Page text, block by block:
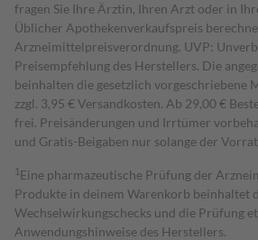
fragen Sie Ihre Ärztin, Ihren Arzt oder in
Üblicher Apothekenverkaufspreis
Arzneimittelpreisverordnung. UVP:
Preisempfehlung des Herstellers. Die
beinhalten die gesetzlich vorgeschriebene
zzgl. 3,95 € Versandkosten. Ab 29,00 €
frei. Preisänderungen und Irrtümer
und Gratis-Beigaben nur solange der
1 Eine pharmazeutische Prüfung der
Produkte in deinem Warenkorb beinhaltet
Wechselwirkungschecks und die Prüfung
Anwendungshinweise des Herstellers.